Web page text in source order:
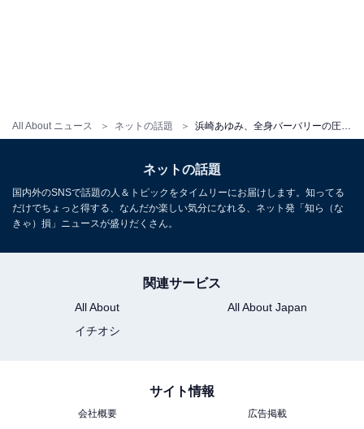
All About ニュース ネットの話題
ネットの話題
国内外のSNSで話題の人＆トピックをタイムリーにお届けします。知ってる
だけでちょっと得する、なんだか楽しい気分になれる、ネット発「知ら（な
きゃ）損」ニュースが盛りだくさん。
関連サービス
All About
All About Japan
イチオシ
サイト情報
会社概要
広告掲載